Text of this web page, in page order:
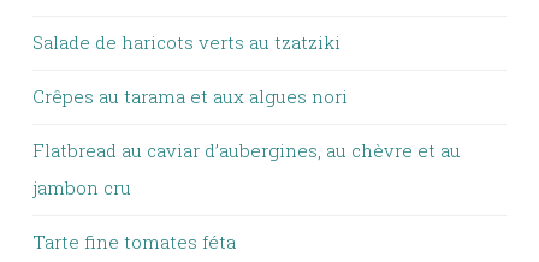
Salade de haricots verts au tzatziki
Crêpes au tarama et aux algues nori
Flatbread au caviar d’aubergines, au chèvre et au
jambon cru
Tarte fine tomates féta